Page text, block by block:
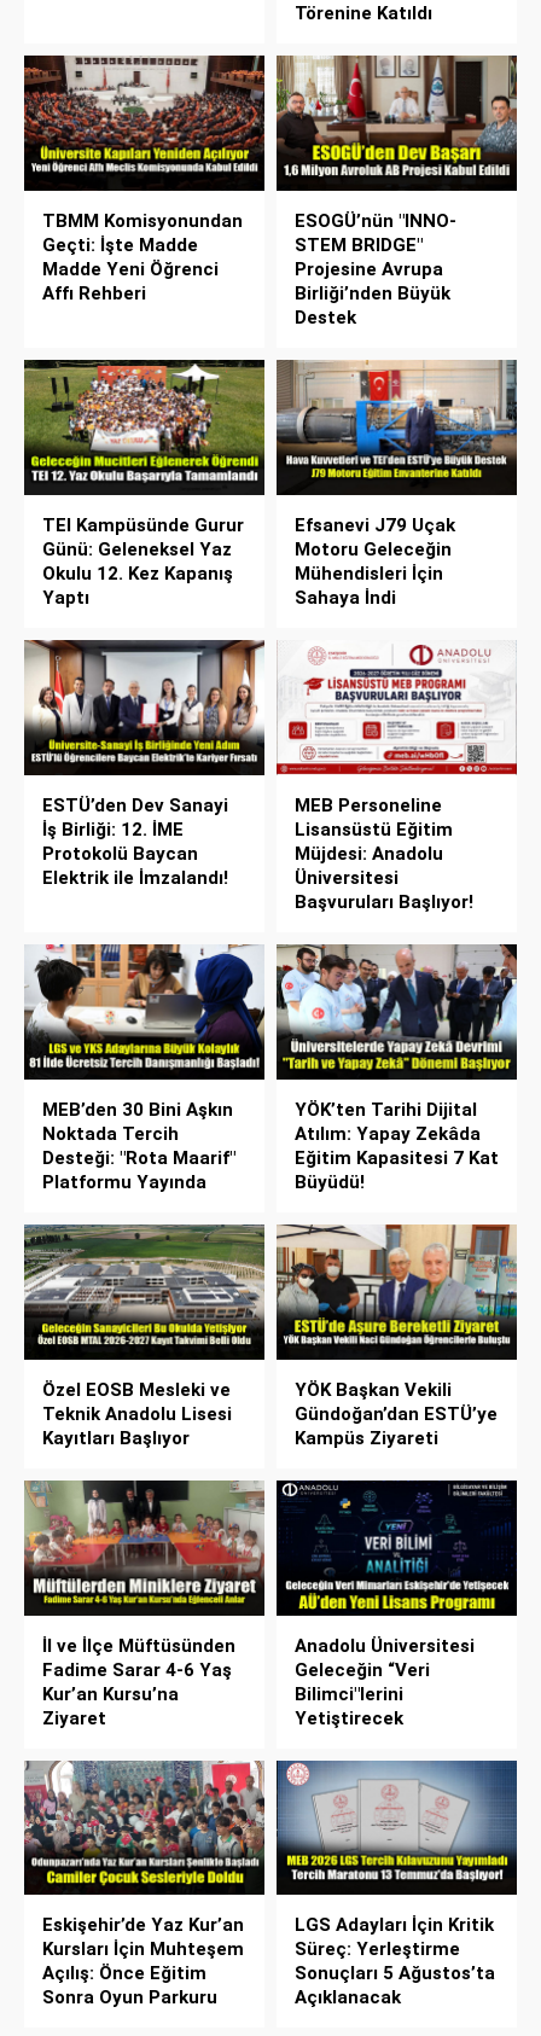
Törenine Katıldı
TBMM Komisyonundan
Geçti: İşte Madde
Madde Yeni Öğrenci
Affı Rehberi
ESOGÜ’nün "INNO-
STEM BRIDGE"
Projesine Avrupa
Birliği’nden Büyük
Destek
TEI Kampüsünde Gurur
Günü: Geleneksel Yaz
Okulu 12. Kez Kapanış
Yaptı
Efsanevi J79 Uçak
Motoru Geleceğin
Mühendisleri İçin
Sahaya İndi
ESTÜ’den Dev Sanayi
İş Birliği: 12. İME
Protokolü Baycan
Elektrik ile İmzalandı!
MEB Personeline
Lisansüstü Eğitim
Müjdesi: Anadolu
Üniversitesi
Başvuruları Başlıyor!
MEB’den 30 Bini Aşkın
Noktada Tercih
Desteği: "Rota Maarif"
Platformu Yayında
YÖK’ten Tarihi Dijital
Atılım: Yapay Zekâda
Eğitim Kapasitesi 7 Kat
Büyüdü!
Özel EOSB Mesleki ve
Teknik Anadolu Lisesi
Kayıtları Başlıyor
YÖK Başkan Vekili
Gündoğan’dan ESTÜ’ye
Kampüs Ziyareti
İl ve İlçe Müftüsünden
Fadime Sarar 4-6 Yaş
Kur’an Kursu’na
Ziyaret
Anadolu Üniversitesi
Geleceğin “Veri
Bilimci"lerini
Yetiştirecek
Eskişehir’de Yaz Kur’an
Kursları İçin Muhteşem
Açılış: Önce Eğitim
Sonra Oyun Parkuru
LGS Adayları İçin Kritik
Süreç: Yerleştirme
Sonuçları 5 Ağustos’ta
Açıklanacak